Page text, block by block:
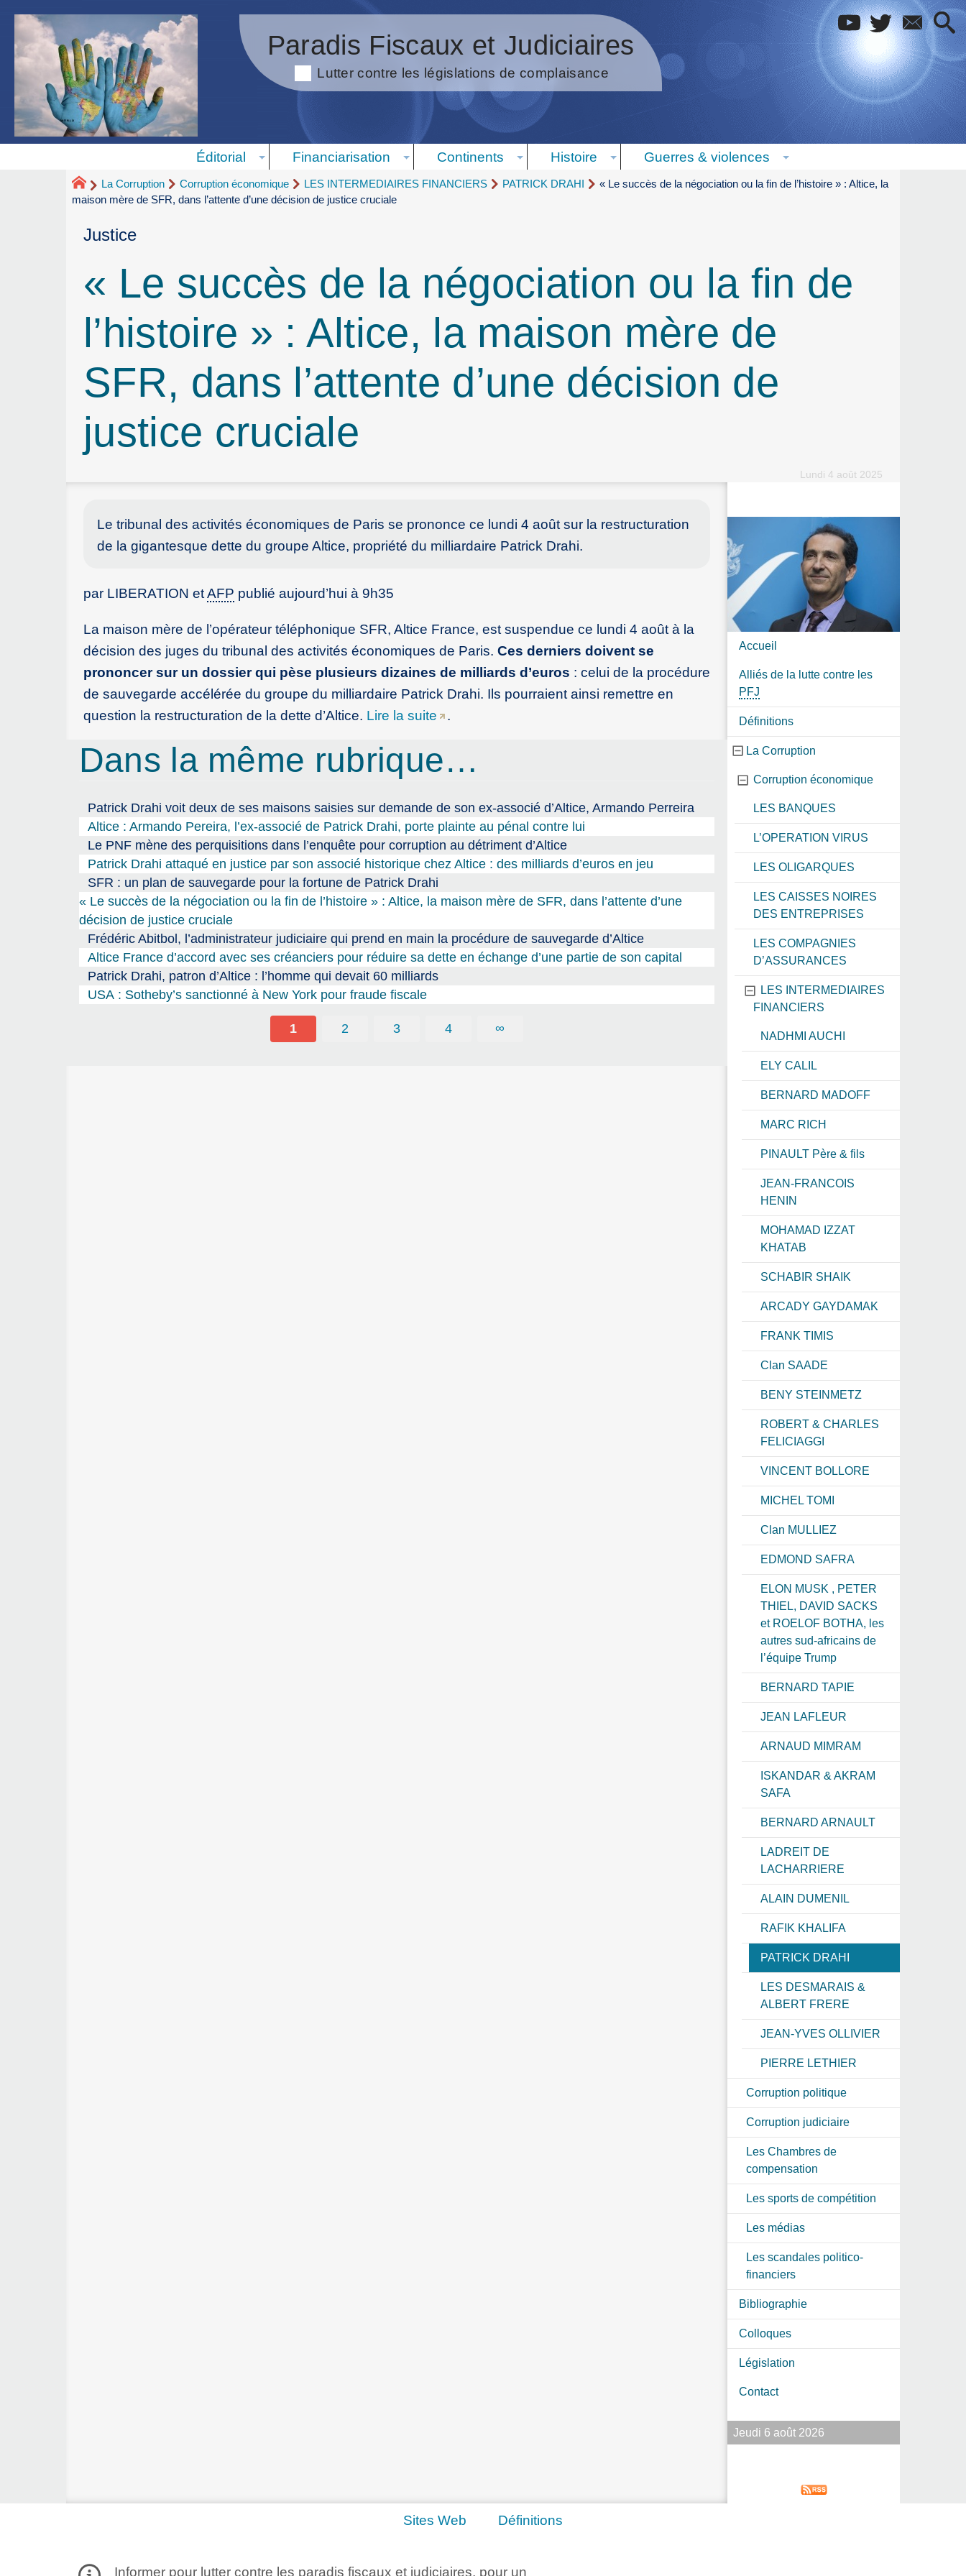
Paradis Fiscaux et Judiciaires
Lutter contre les législations de complaisance
Éditorial Financiarisation Continents Histoire Guerres & violences
La Corruption Corruption économique LES INTERMEDIAIRES FINANCIERS PATRICK DRAHI
« Le succès de la négociation ou la fin de l’histoire » : Altice, la
maison mère de SFR, dans l’attente d’une décision de justice cruciale
Justice
« Le succès de la négociation ou la fin de
l’histoire » : Altice, la maison mère de
SFR, dans l’attente d’une décision de
justice cruciale
Lundi 4 août 2025
Le tribunal des activités économiques de Paris se prononce ce lundi 4 août sur la restructuration
de la gigantesque dette du groupe Altice, propriété du milliardaire Patrick Drahi.
par LIBERATION etAFP publié aujourd’hui à 9h35
La maison mère de l’opérateur téléphonique SFR, Altice France, est suspendue ce lundi 4 août à la
décision des juges du tribunal des activités économiques de Paris. Ces derniers doivent se
prononcer sur un dossier qui pèse plusieurs dizaines de milliards d’euros : celui de la procédure
de sauvegarde accélérée du groupe du milliardaire Patrick Drahi. Ils pourraient ainsi remettre en
question la restructuration de la dette d’Altice. Lire la suite .
Dans la même rubrique…
Patrick Drahi voit deux de ses maisons saisies sur demande de son ex-associé d’Altice, Armando Perreira
Altice : Armando Pereira, l’ex-associé de Patrick Drahi, porte plainte au pénal contre lui
Le PNF mène des perquisitions dans l’enquête pour corruption au détriment d’Altice
Patrick Drahi attaqué en justice par son associé historique chez Altice : des milliards d’euros en jeu
SFR : un plan de sauvegarde pour la fortune de Patrick Drahi
« Le succès de la négociation ou la fin de l’histoire » : Altice, la maison mère de SFR, dans l’attente d’une
décision de justice cruciale
Frédéric Abitbol, l’administrateur judiciaire qui prend en main la procédure de sauvegarde d’Altice
Altice France d’accord avec ses créanciers pour réduire sa dette en échange d’une partie de son capital
Patrick Drahi, patron d’Altice : l’homme qui devait 60 milliards
USA : Sotheby’s sanctionné à New York pour fraude fiscale
1 2 3 4 ∞
Accueil
Alliés de la lutte contre les
PFJ
Définitions
La Corruption
Corruption économique
LES BANQUES
L’OPERATION VIRUS
LES OLIGARQUES
LES CAISSES NOIRES
DES ENTREPRISES
LES COMPAGNIES
D’ASSURANCES
LES INTERMEDIAIRES
FINANCIERS
NADHMI AUCHI
ELY CALIL
BERNARD MADOFF
MARC RICH
PINAULT Père & fils
JEAN-FRANCOIS
HENIN
MOHAMAD IZZAT
KHATAB
SCHABIR SHAIK
ARCADY GAYDAMAK
FRANK TIMIS
Clan SAADE
BENY STEINMETZ
ROBERT & CHARLES
FELICIAGGI
VINCENT BOLLORE
MICHEL TOMI
Clan MULLIEZ
EDMOND SAFRA
ELON MUSK , PETER
THIEL, DAVID SACKS
et ROELOF BOTHA, les
autres sud-africains de
l’équipe Trump
BERNARD TAPIE
JEAN LAFLEUR
ARNAUD MIMRAM
ISKANDAR & AKRAM
SAFA
BERNARD ARNAULT
LADREIT DE
LACHARRIERE
ALAIN DUMENIL
RAFIK KHALIFA
PATRICK DRAHI
LES DESMARAIS &
ALBERT FRERE
JEAN-YVES OLLIVIER
PIERRE LETHIER
Corruption politique
Corruption judiciaire
Les Chambres de
compensation
Les sports de compétition
Les médias
Les scandales politico-
financiers
Bibliographie
Colloques
Législation
Contact
Jeudi 6 août 2026
Sites Web Définitions
Informer pour lutter contre les paradis fiscaux et judiciaires, pour un